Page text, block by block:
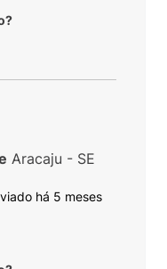
há 5 meses
Aracaju - SE